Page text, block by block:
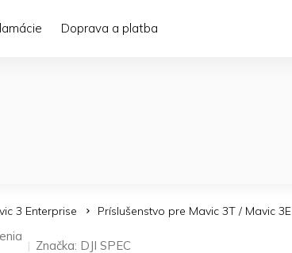
Doprava a platba
3 Enterprise Príslušenstvo pre Mavic 3T / Mavic 3E
Značka: DJI SPEC